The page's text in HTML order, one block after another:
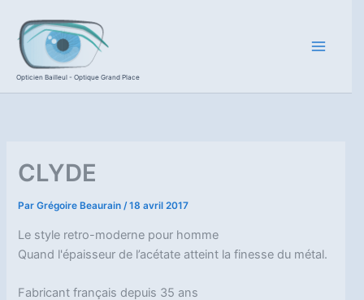
contenu
Opticien Bailleul - Optique Grand Place
CLYDE
ParGrégoire Beaurain/18 avril 2017
Le style retro-moderne pour homme
Quand l'épaisseur de l’acétate atteint la finesse du métal.
Fabricant français depuis 35 ans